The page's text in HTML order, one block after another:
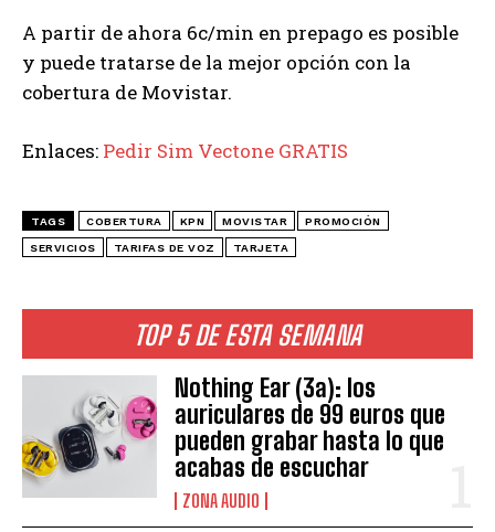
TOP 5 DE ESTA SEMANA
Nothing Ear (3a): los
auriculares de 99 euros que
pueden grabar hasta lo que
acabas de escuchar
ZONA AUDIO
A partir de ahora 6c/min en prepago es posible
y puede tratarse de la mejor opción con la
cobertura de Movistar.
Enlaces: Pedir Sim Vectone GRATIS
TAGS COBERTURA KPN MOVISTAR PROMOCIÓN
SERVICIOS TARIFAS DE VOZ TARJETA